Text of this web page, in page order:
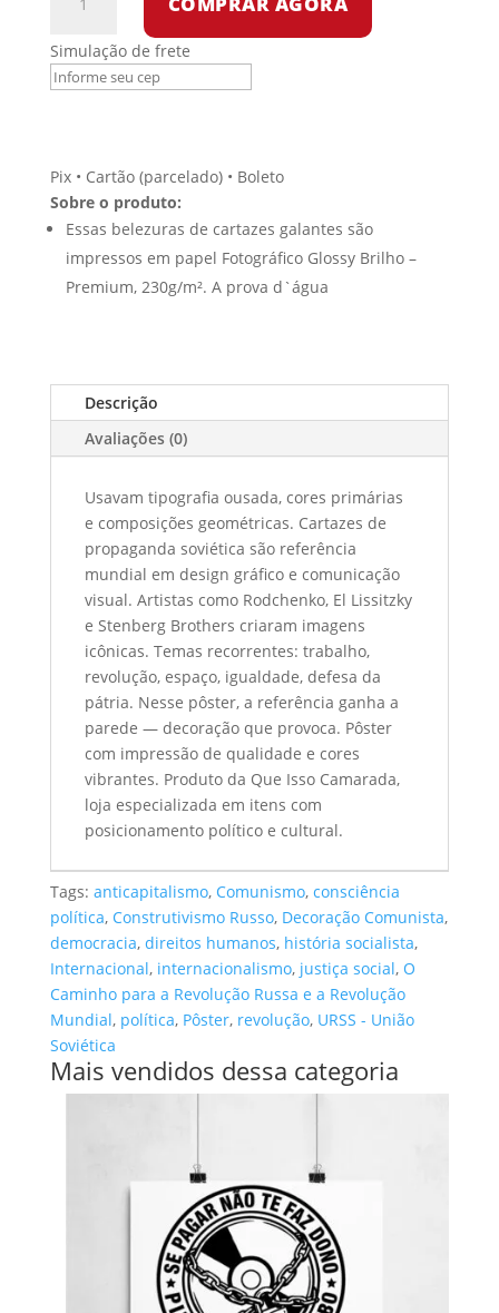
Caminho
para
e
a
Revolução
Mundial
quantidade
Simulação de frete
Pix • Cartão (parcelado) • Boleto
Sobre o produto:
Essas belezuras de cartazes galantes são
impressos em papel Fotográfico Glossy Brilho –
Premium, 230g/m². A prova d`água
Descrição
Avaliações (0)
Usavam tipografia ousada, cores primárias
e composições geométricas. Cartazes de
propaganda soviética são referência
mundial em design gráfico e comunicação
visual. Artistas como Rodchenko, El Lissitzky
e Stenberg Brothers criaram imagens
icônicas. Temas recorrentes: trabalho,
revolução, espaço, igualdade, defesa da
pátria. Nesse pôster, a referência ganha a
parede — decoração que provoca. Pôster
com impressão de qualidade e cores
vibrantes. Produto da Que Isso Camarada,
loja especializada em itens com
posicionamento político e cultural.
Tags: anticapitalismo, Comunismo, consciência
política, Construtivismo Russo, Decoração Comunista,
democracia, direitos humanos, história socialista,
Internacional, internacionalismo, justiça social, O
Caminho para a Revolução Russa e a Revolução
Mundial, política, Pôster, revolução, URSS - União
Soviética
Mais vendidos dessa categoria